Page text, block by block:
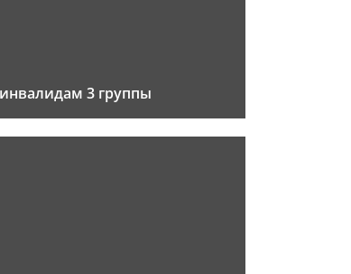
3 группы